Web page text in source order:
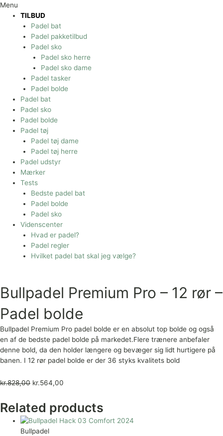
Menu
TILBUD
Padel bat
Padel pakketilbud
Padel sko
Padel sko herre
Padel sko dame
Padel tasker
Padel bolde
Padel bat
Padel sko
Padel bolde
Padel tøj
Padel tøj dame
Padel tøj herre
Padel udstyr
Mærker
Tests
Bedste padel bat
Padel bolde
Padel sko
Videnscenter
Hvad er padel?
Padel regler
Hvilket padel bat skal jeg vælge?
Bullpadel Premium Pro – 12 rør –
Padel bolde
Bullpadel Premium Pro padel bolde er en absolut top bolde og også
en af de bedste padel bolde på markedet.Flere trænere anbefaler
denne bold, da den holder længere og bevæger sig lidt hurtigere på
banen. I 12 rør padel bolde er der 36 styks kvalitets bold
kr.828,00 kr.564,00
Related products
Bullpadel